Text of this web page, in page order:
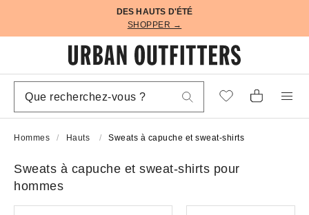
DES HAUTS D'ÉTÉ
SHOPPER →
Hommes Hauts Sweats à capuche et sweat-shirts
Sweats à capuche et sweat-shirts pour
hommes